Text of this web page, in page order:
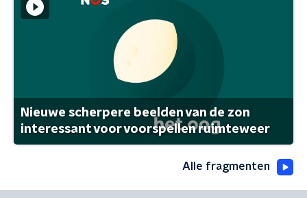
Nieuwe scherpere beelden van de zon
interessant voor voorspellen ruimteweer
Alle fragmenten